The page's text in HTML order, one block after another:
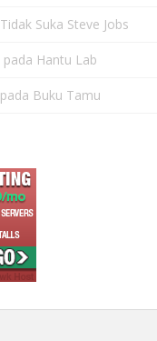
Tidak Suka Steve Jobs
pada Hantu Lab
pada Buku Tamu